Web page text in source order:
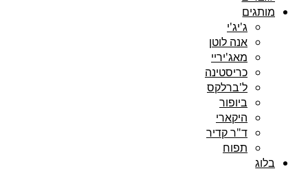
מותגים
ג'יג'י
אנה לוטן
מאג'יריי
כריסטינה
ל'ברלקס
ביופור
היקארי
ד"ר קדיר
תפוח
בלוג